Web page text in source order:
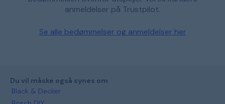
anmeldelser på Trustpilot.
Se alle bedømmelser og anmeldelser her
Du vil måske også synes om
Black & Decker